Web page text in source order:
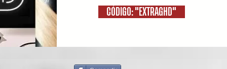
CÓDIGO: "EXTRAGHD"